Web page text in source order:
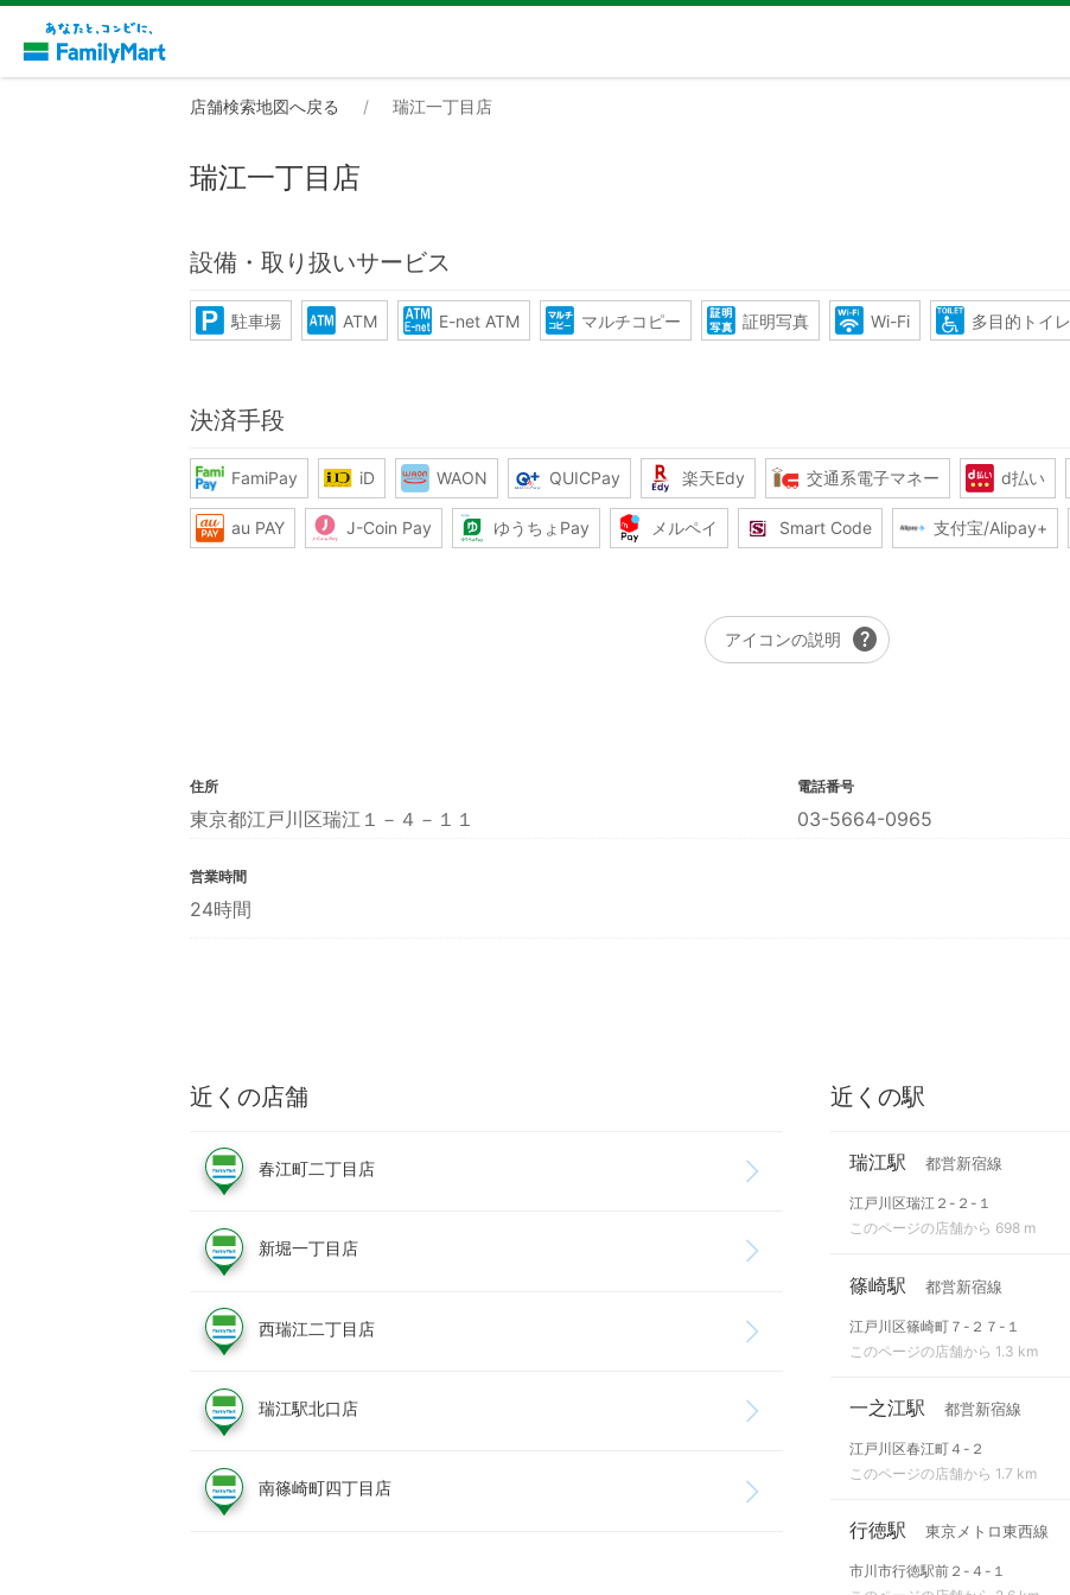
店舗検索地図へ戻る 瑞江一丁目店
瑞江一丁目店
設備・取り扱いサービス
駐車場 ATM E-net ATM マルチコピー 証明写真 Wi-Fi 多目的トイレ
決済手段
FamiPay iD WAON QUICPay 楽天Edy 交通系電子マネー d払い
au PAY J-Coin Pay ゆうちょPay メルペイ Smart Code 支付宝/Alipay+
アイコンの説明 help
住所
東京都江戸川区瑞江１－４－１１
電話番号
03-5664-0965
営業時間
24時間
近くの店舗
春江町二丁目店
新堀一丁目店
西瑞江二丁目店
瑞江駅北口店
南篠崎町四丁目店
近くの駅
瑞江駅 都営新宿線
江戸川区瑞江２-２-１
このページの店舗から 698 m
篠崎駅 都営新宿線
江戸川区篠崎町７-２７-１
このページの店舗から 1.3 km
一之江駅 都営新宿線
江戸川区春江町４-２
このページの店舗から 1.7 km
行徳駅 東京メトロ東西線
市川市行徳駅前２-４-１